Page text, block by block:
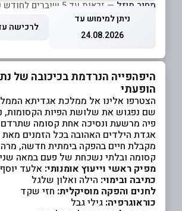
מחיר מוזל — זכאות עד 5 שוברים לחודש קלנדרי
ניתן למימוש עד
24.08.2026
לרכישה עד
היפהפייה הנרדמת בכיכובה של
הופעתי
הצטרפו אלינו אל ממלכת אגדיתא
שם נפגוש את שלושת הפיות הקסומות,
פיה מרשעת ונסיכה אחת קסומה שתרדם ל-100
אגדת הילדים האהובה בכל הזמנים מאת
מקבלת חיים בהפקה בימתית חדשה,
קסומה ובלתי נשכחת של פעם במאה
מפיק ראשי וייעוץ אומנותי: אלעד
כתיבה ובימוי: הילה ואלון שלגל
לחנים והפקה מוסיקלית: חזי שקד
כוראוגרפיה: גילי גבל